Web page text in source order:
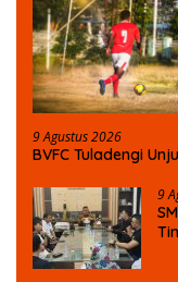
9 Agustus 2026
BVFC Tuladengi
9